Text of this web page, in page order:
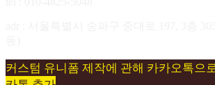
커스텀 유니폼 제작에 관해 카카오톡으